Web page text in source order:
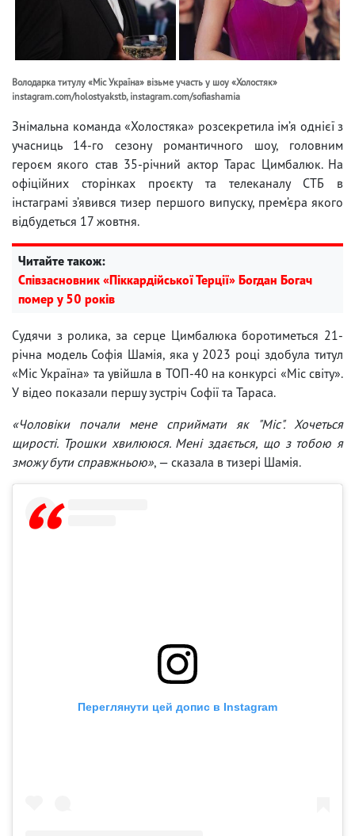
Володарка титулу «Міс Україна» візьме участь у шоу «Холостяк»
instagram.com/holostyakstb, instagram.com/sofiashamia
Знімальна команда «Холостяка» розсекретила ім’я однієї з
учасниць 14-го сезону романтичного шоу, головним
героєм якого став 35-річний актор Тарас Цимбалюк. На
офіційних сторінках проєкту та телеканалу СТБ в
інстаграмі з’явився тизер першого випуску, прем’єра якого
відбудеться 17 жовтня.
Читайте також:
Співзасновник «Піккардійської Терції» Богдан Богач
помер у 50 років
Судячи з ролика, за серце Цимбалюка боротиметься 21-
річна модель Софія Шамія, яка у 2023 році здобула титул
«Міс Україна» та увійшла в ТОП-40 на конкурсі «Міс світу».
У відео показали першу зустріч Софії та Тараса.
«Чоловіки почали мене сприймати як "Міс". Хочеться
щирості. Трошки хвилююся. Мені здається, що з тобою я
зможу бути справжньою», — сказала в тизері Шамія.
Переглянути цей допис в Instagram